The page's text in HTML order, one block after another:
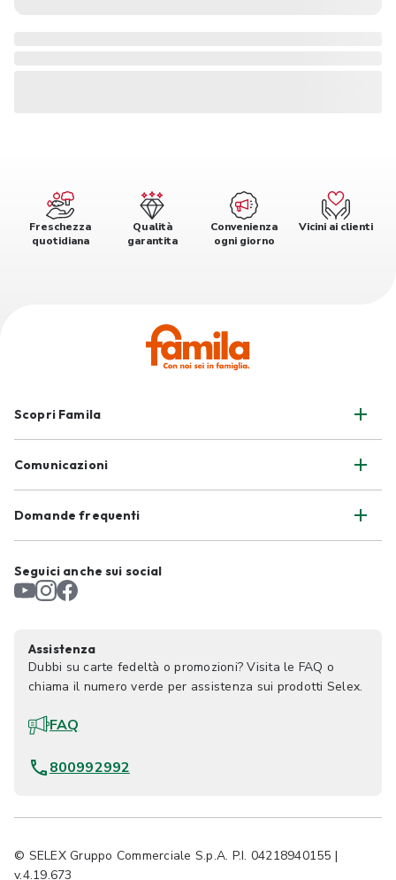
Freschezza
quotidiana
Qualità
garantita
Convenienza
ogni giorno
Vicini ai clienti
Scopri Famila
Comunicazioni
Domande frequenti
Seguici anche sui social
Assistenza
Dubbi su carte fedeltà o promozioni? Visita le FAQ o
chiama il numero verde per assistenza sui prodotti Selex.
FAQ
800992992
© SELEX Gruppo Commerciale S.p.A. P.I. 04218940155 |
v.4.19.673